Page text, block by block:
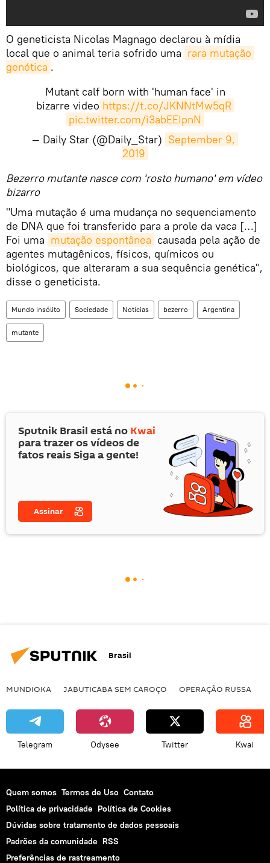
O geneticista Nicolas Magnago declarou à mídia
local que o animal teria sofrido uma rara mutação
genética .
Mutant calf born with 'human face' in
bizarre video https://t.co/JKNNtMw5qR
pic.twitter.com/i3abEEIpnN
— Daily Star (@Daily_Star) September 9,
2019
​Bezerro mutante nasce com 'rosto humano' em vídeo
bizarro
"Uma mutação é uma mudança no sequenciamento
de DNA que foi transferido para a prole da vaca […]
Foi uma mutação espontânea causada pela ação de
agentes mutagênicos, físicos, químicos ou
biológicos, que alteraram a sua sequência genética",
disse o geneticista.
Mundo insólito Sociedade Notícias bezerro Argentina
mutante
Sputnik Brasil está no Kwai
para trazer os vídeos de
fatos reais Siga a gente!
Assinar
Brasil
MUNDIOKA JABUTICABA SEM CAROÇO OPERAÇÃO RUSSA
Telegram Odysee Twitter Kwai
Quem somos Termos de Uso Contato
Política de privacidade Política de Cookies
Dúvidas sobre tratamento de dados pessoais
Padrões da comunidade RSS
Preferências de rastreamento